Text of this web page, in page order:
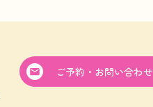
ご予約・お問い合わせ